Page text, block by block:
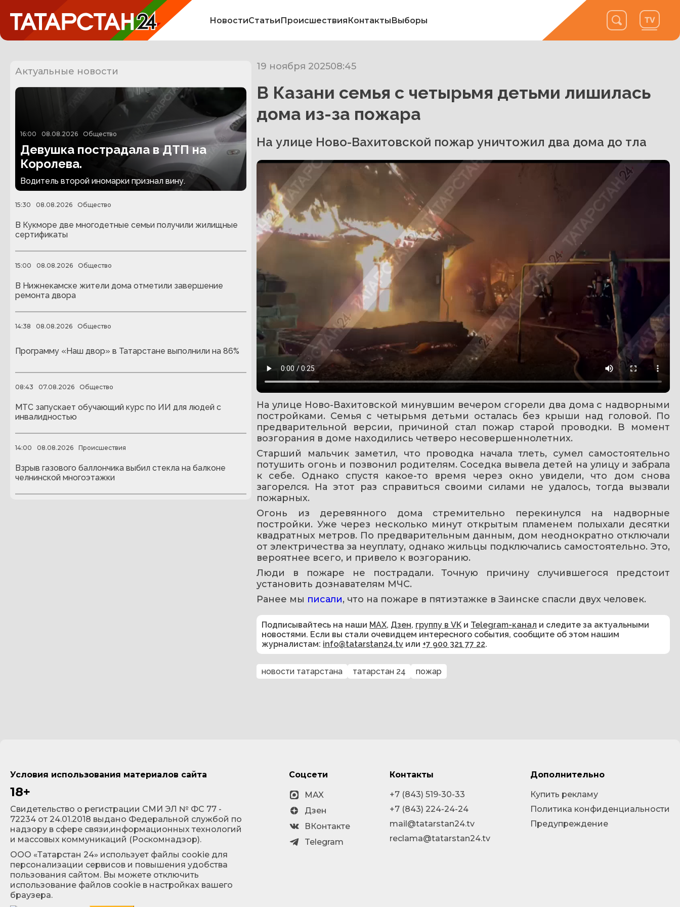
НовостиСтатьиПроисшествияКонтактыВыборы
Актуальные новости
16:00 08.08.2026 Общество
Девушка пострадала в ДТП на
Королева.
Водитель второй иномарки признал вину.
15:30 08.08.2026 Общество
В Кукморе две многодетные семьи получили жилищные
сертификаты
15:00 08.08.2026 Общество
В Нижнекамске жители дома отметили завершение
ремонта двора
14:38 08.08.2026 Общество
Программу «Наш двор» в Татарстане выполнили на 86%
08:43 07.08.2026 Общество
МТС запускает обучающий курс по ИИ для людей с
инвалидностью
14:00 08.08.2026 Происшествия
Взрыв газового баллончика выбил стекла на балконе
челнинской многоэтажки
19 ноября 202508:45
В Казани семья с четырьмя детьми лишилась
дома из-за пожара
На улице Ново-Вахитовской пожар уничтожил два дома до тла
На улице Ново-Вахитовской минувшим вечером сгорели два дома с надворными
постройками. Семья с четырьмя детьми осталась без крыши над головой. По
предварительной версии, причиной стал пожар старой проводки. В момент
возгорания в доме находились четверо несовершеннолетних.
Старший мальчик заметил, что проводка начала тлеть, сумел самостоятельно
потушить огонь и позвонил родителям. Соседка вывела детей на улицу и забрала
к себе. Однако спустя какое-то время через окно увидели, что дом снова
загорелся. На этот раз справиться своими силами не удалось, тогда вызвали
пожарных.
Огонь из деревянного дома стремительно перекинулся на надворные
постройки. Уже через несколько минут открытым пламенем полыхали десятки
квадратных метров. По предварительным данным, дом неоднократно отключали
от электричества за неуплату, однако жильцы подключались самостоятельно. Это,
вероятнее всего, и привело к возгоранию.
Люди в пожаре не пострадали. Точную причину случившегося предстоит
установить дознавателям МЧС.
Ранее мы писали, что на пожаре в пятиэтажке в Заинске спасли двух человек.
Подписывайтесь на наши MAX, Дзен, группу в VK и Telegram-канал и следите за актуальными
новостями. Если вы стали очевидцем интересного события, сообщите об этом нашим
журналистам: info@tatarstan24.tv или +7 900 321 77 22.
новости татарстана татарстан 24 пожар
Условия использования материалов сайта
18+
Cвидетельство о регистрации СМИ ЭЛ № ФС 77 -
72234 от 24.01.2018 выдано Федеральной службой по
надзору в сфере связи,информационных технологий
и массовых коммуникаций (Роскомнадзор).
ООО «Татарстан 24» использует файлы cookie для
персонализации сервисов и повышения удобства
пользования сайтом. Вы можете отключить
использование файлов cookie в настройках вашего
браузера.
Соцсети
MAX
Дзен
ВКонтакте
Telegram
Контакты
+7 (843) 519-30-33
+7 (843) 224-24-24
mail@tatarstan24.tv
reclama@tatarstan24.tv
Дополнительно
Купить рекламу
Политика конфиденциальности
Предупреждение